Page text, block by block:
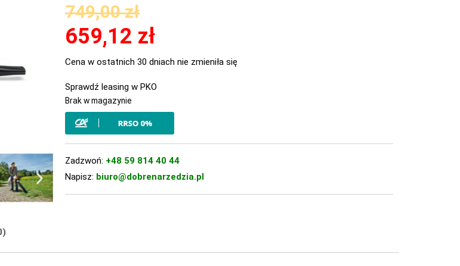
749,00zł
659,12 zł
Cena w ostatnich 30 dniach nie zmieniła się
Sprawdź leasing w PKO
Brak w magazynie
Zadzwoń: +48 59 814 40 44
Napisz: biuro@dobrenarzedzia.pl